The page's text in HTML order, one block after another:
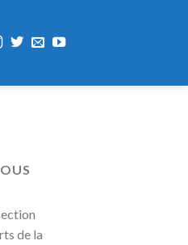
de la